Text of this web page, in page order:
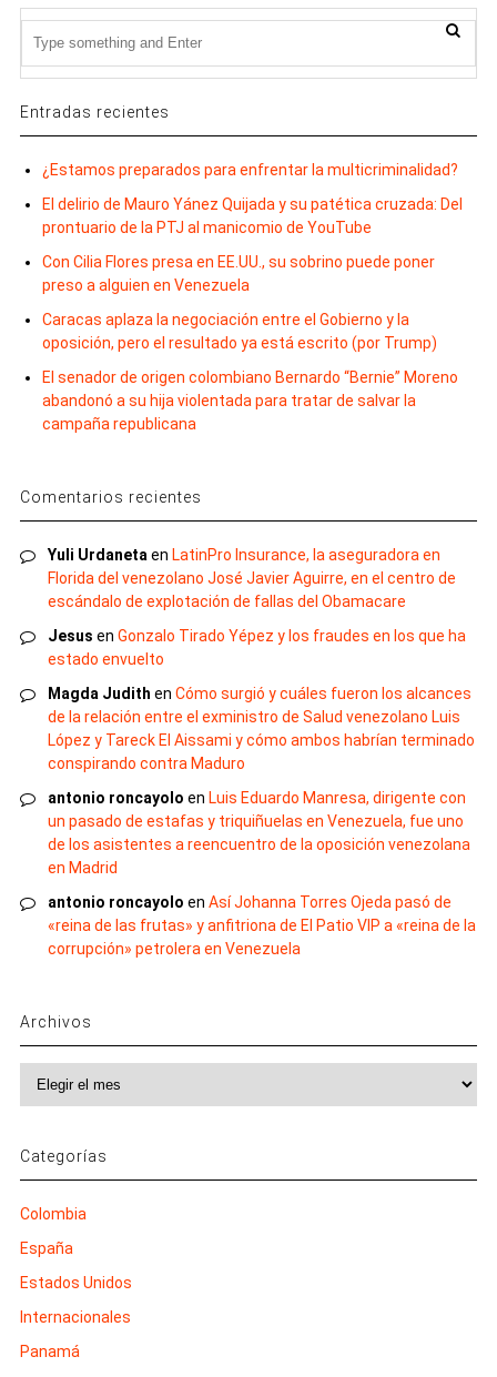
Entradas recientes
¿Estamos preparados para enfrentar la multicriminalidad?
El delirio de Mauro Yánez Quijada y su patética cruzada: Del
prontuario de la PTJ al manicomio de YouTube
Con Cilia Flores presa en EE.UU., su sobrino puede poner
preso a alguien en Venezuela
Caracas aplaza la negociación entre el Gobierno y la
oposición, pero el resultado ya está escrito (por Trump)
El senador de origen colombiano Bernardo “Bernie” Moreno
abandonó a su hija violentada para tratar de salvar la
campaña republicana
Comentarios recientes
Yuli Urdanetaen LatinPro Insurance, la aseguradora en
Florida del venezolano José Javier Aguirre, en el centro de
escándalo de explotación de fallas del Obamacare
Jesus en Gonzalo Tirado Yépez y los fraudes en los que ha
estado envuelto
Magda Judith en Cómo surgió y cuáles fueron los alcances
de la relación entre el exministro de Salud venezolano Luis
López y Tareck El Aissami y cómo ambos habrían terminado
conspirando contra Maduro
antonio roncayolo en Luis Eduardo Manresa, dirigente con
un pasado de estafas y triquiñuelas en Venezuela, fue uno
de los asistentes a reencuentro de la oposición venezolana
en Madrid
antonio roncayolo en Así Johanna Torres Ojeda pasó de
«reina de las frutas» y anfitriona de El Patio VIP a «reina de la
corrupción» petrolera en Venezuela
Archivos
Archivos
Categorías
Colombia
España
Estados Unidos
Internacionales
Panamá